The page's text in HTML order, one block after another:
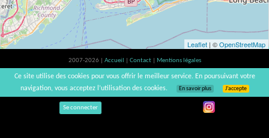
Leaflet | ©OpenStreetMap
2007-2026 | Accueil Contact
Mentions légales
L'abus d'alcool est dangereux pour la santé, à consommer avec modération. |
vinsnaturels | v3.12
Se connecter
Ce site utilise des cookies pour vous offrir le meilleur service. En poursuivant votre
navigation, vous acceptez l’utilisation des cookies.
En savoir plus J’accepte